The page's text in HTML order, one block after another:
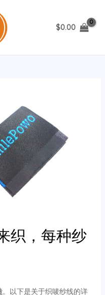
$0.00
织，每种纱
‌。以下是关于织唛纱线的详